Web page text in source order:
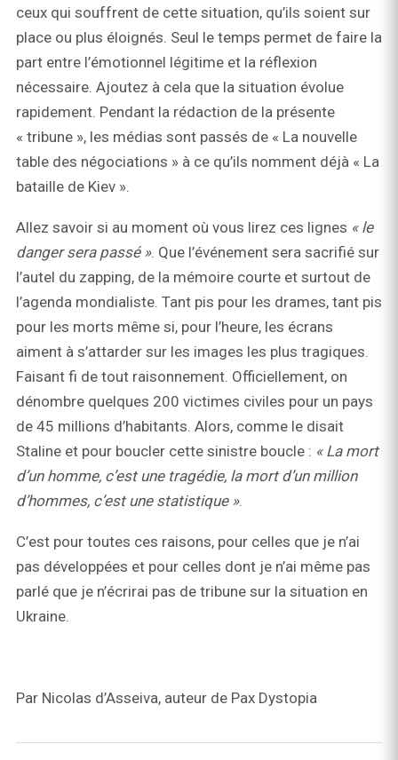
ceux qui souffrent de cette situation, qu’ils soient sur
place ou plus éloignés. Seul le temps permet de faire la
part entre l’émotionnel légitime et la réflexion
nécessaire. Ajoutez à cela que la situation évolue
rapidement. Pendant la rédaction de la présente
« tribune », les médias sont passés de « La nouvelle
table des négociations » à ce qu’ils nomment déjà « La
bataille de Kiev ».
Allez savoir si au moment où vous lirez ces lignes « le
danger sera passé ». Que l’événement sera sacrifié sur
l’autel du zapping, de la mémoire courte et surtout de
l’agenda mondialiste. Tant pis pour les drames, tant pis
pour les morts même si, pour l’heure, les écrans
aiment à s’attarder sur les images les plus tragiques.
Faisant fi de tout raisonnement. Officiellement, on
dénombre quelques 200 victimes civiles pour un pays
de 45 millions d’habitants. Alors, comme le disait
Staline et pour boucler cette sinistre boucle : « La mort
d’un homme, c’est une tragédie, la mort d’un million
d’hommes, c’est une statistique ».
C’est pour toutes ces raisons, pour celles que je n’ai
pas développées et pour celles dont je n’ai même pas
parlé que je n’écrirai pas de tribune sur la situation en
Ukraine.
Par Nicolas d’Asseiva, auteur de Pax Dystopia